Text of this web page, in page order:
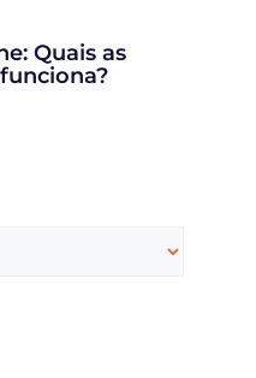
Quais as